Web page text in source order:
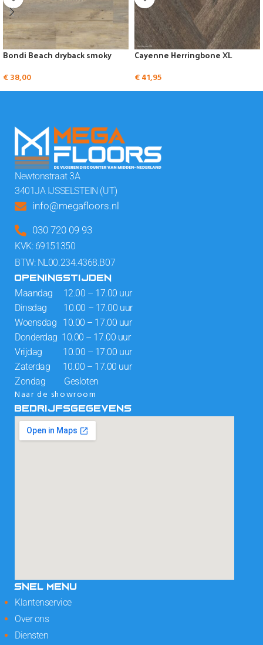
Bondi Beach dryback smoky
€38,00
Cayenne Herringbone XL
€41,95
Newtonstraat 3A
3401JA IJSSELSTEIN (UT)
info@megafloors.nl
030 720 09 93
KVK: 69151350
BTW: NL00.234.4368.B07
OPENINGSTIJDEN
Maandag 12.00 – 17.00 uur
Dinsdag 10.00 – 17.00 uur
Woensdag 10.00 – 17.00 uur
Donderdag 10.00 – 17.00 uur
Vrijdag 10.00 – 17.00 uur
Zaterdag 10.00 – 17.00 uur
Zondag Gesloten
Naar de showroom
BEDRIJFSGEGEVENS
SNEL MENU
Klantenservice
Over ons
Diensten